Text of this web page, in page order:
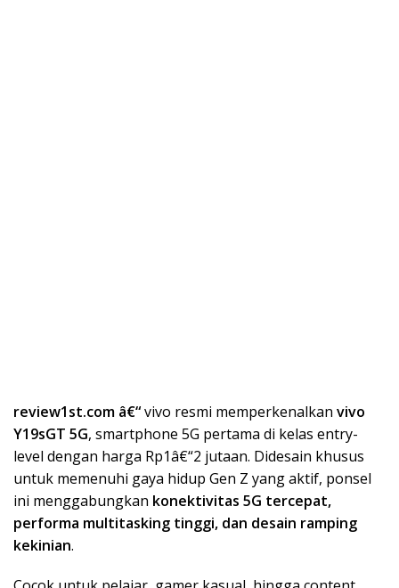
review1st.com â€“vivo resmi memperkenalkan vivo
Y19sGT 5G, smartphone 5G pertama di kelas entry-
level dengan harga Rp1â€“2 jutaan. Didesain khusus
untuk memenuhi gaya hidup Gen Z yang aktif, ponsel
ini menggabungkan konektivitas 5G tercepat,
performa multitasking tinggi, dan desain ramping
kekinian.